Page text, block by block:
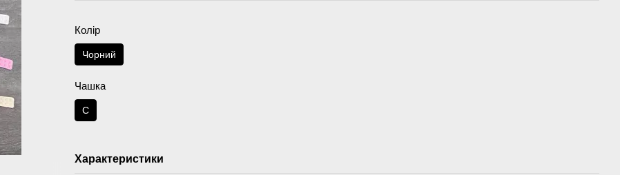
Колір
Чорний
Чашка
C
Характеристики